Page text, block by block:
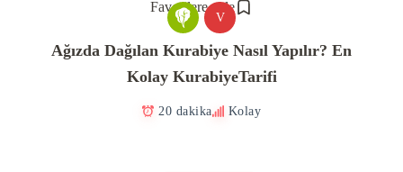
Favorilere ekle
V
Ağızda Dağılan Kurabiye Nasıl Yapılır? En
Kolay KurabiyeTarifi
20 dakika Kolay